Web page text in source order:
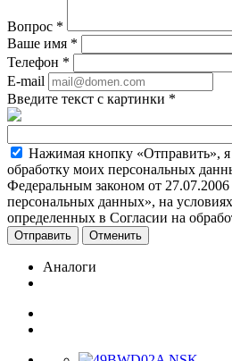
Вопрос *
Ваше имя *
Телефон *
E-mail
Введите текст с картинки *
Нажимая кнопку «Отправить», я
обработку моих персональных
Федеральным законом от
персональных данных», на
определенных в Согласии на
Отменить
Аналоги